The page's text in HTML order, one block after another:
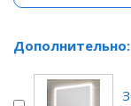
Дополнительно: